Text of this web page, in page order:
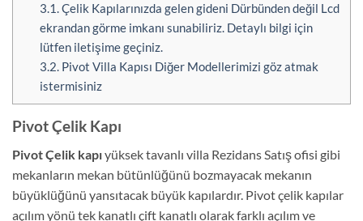
3.1.Çelik Kapılarınızda gelen gideni Dürbünden değil Lcd
ekrandan görme imkanı sunabiliriz. Detaylı bilgi için
lütfen iletişime geçiniz.
3.2.Pivot Villa Kapısı Diğer Modellerimizi göz atmak
istermisiniz
Pivot Çelik Kapı
Pivot Çelik kapıyüksek tavanlı villa Rezidans Satış ofisi gibi
mekanların mekan bütünlüğünü bozmayacak mekanın
büyüklüğünü yansıtacak büyük kapılardır. Pivot çelik kapılar
açılım yönü tek kanatlı çift kanatlı olarak farklı açılım ve